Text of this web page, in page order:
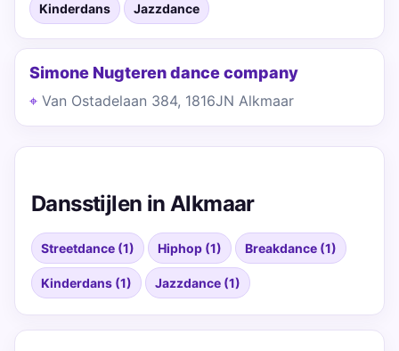
Kinderdans Jazzdance
Simone Nugteren dance company
Van Ostadelaan 384, 1816JN Alkmaar
Dansstijlen in Alkmaar
Streetdance (1) Hiphop (1) Breakdance (1)
Kinderdans (1) Jazzdance (1)